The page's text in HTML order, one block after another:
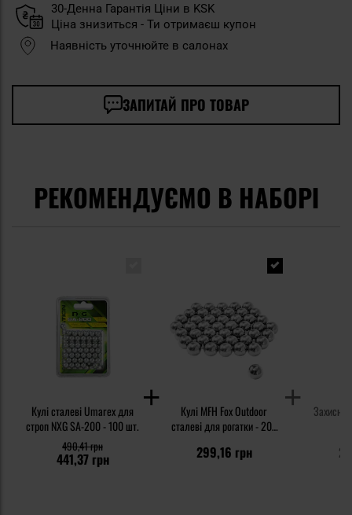
30-Денна Гарантія Ціни в KSK
Ціна знизиться - Ти отримаєш купон
Наявність уточнюйте в салонах
ЗАПИТАЙ ПРО ТОВАР
РЕКОМЕНДУЄМО В НАБОРІ
Кулі сталеві Umarex для
строп NXG SA-200 - 100 шт.
441,37 грн
490,41 грн
Кулі MFH Fox Outdoor
сталеві для рогатки - 200
299,16 грн
Захисні